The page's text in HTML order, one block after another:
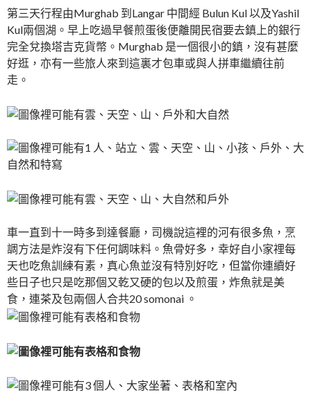
第三天行程由Murghab 到Langar 中間經 Bulun Kul 以及Yashil
Kul兩個湖。早上吃過早餐煎蛋後便離開民宿要去鎮上的銀行
完全兌換塔吉克貨幣。Murghab 是一個很小的鎮，沒有甚麼
好逛，亦有一些旅人來到這裏才包車或與人拼車繼續往前
走。
車一直到十一時多到達餐廳，司機說這裡的河有很多魚，烹
調方法是炸沒有下任何調味料。魚骨好多，幸好自小家𥚃每
天也吃魚訓練有素，真心魚並沒有特別好吃，但當你連續好
些日子也只是吃那個又乾又硬的包以及煎蛋，炸魚就是美
食，連茶及包兩個人合共20 somonai 。